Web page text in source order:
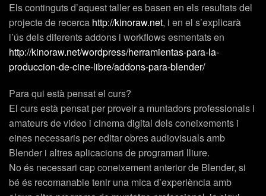
Els continguts d’aquest taller es basen en els resultats del
projecte de recerca http://kinoraw.net, i en el s’explicarà
l’ús dels diferents addons i workflows esmentats en
http://kinoraw.net/wordpress/herramientas-para-la-
produccion-de-cine-libre/addons-para-blender/
Para qui està pensat el curs?
El curs està pensat per proveir a muntadors professionals i
amateurs de video i cinema digital dels coneixements i
eines necessaris per editar obres audiovisuals amb
Blender i altres aplicacions de programari lliure.
No és necessari cap coneixement anterior de Blender, si
bé és recomanable tenir una mica d’experiència amb